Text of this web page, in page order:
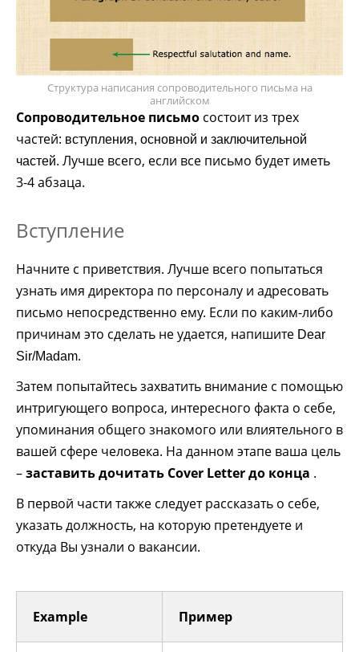
Структура написания сопроводительного письма на
английском
Сопроводительное письмо состоит из трех
частей: вступления, основной и заключительной
частей. Лучше всего, если все письмо будет иметь
3-4 абзаца.
Вступление
Начните с приветствия. Лучше всего попытаться
узнать имя директора по персоналу и адресовать
письмо непосредственно ему. Если по каким-либо
причинам это сделать не удается, напишите Dear
Sir/Madam.
Затем попытайтесь захватить внимание с помощью
интригующего вопроса, интересного факта о себе,
упоминания общего знакомого или влиятельного в
вашей сфере человека. На данном этапе ваша цель
–заставить дочитать Cover Letter до конца .
В первой части также следует рассказать о себе,
указать должность, на которую претендуете и
откуда Вы узнали о вакансии.
Example Пример